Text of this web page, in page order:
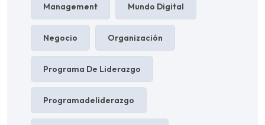
Management Mundo Digital
Negocio Organización
Programa De Liderazgo
Programadeliderazgo